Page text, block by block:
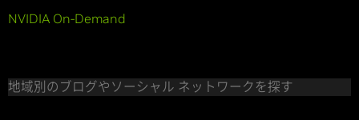
NVIDIA On-Demand
地域別のブログやソーシャル ネットワークを探す